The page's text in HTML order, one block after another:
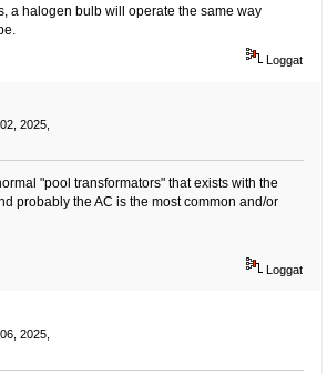
a halogen bulb will operate the same way
Loggat
2025,
"pool transformators" that exists with the
probably the AC is the most common and/or
Loggat
2025,